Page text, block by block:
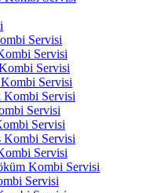
Servisi
Servisi
Servisi
Servisi
Kombi Servisi
Servisi
Servisi
Kombi Servisi
Servisi
Kombi Servisi
Servisi